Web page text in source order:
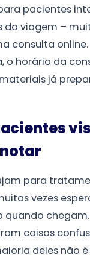
pacientes
viagem –
consulta
o horário da
já
para
vezes
chegam.
coisas
deles não é